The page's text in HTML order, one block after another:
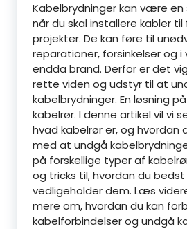
Kabelbrydninger kan være
når du skal installere kabler til
projekter. De kan føre til
reparationer, forsinkelser og
endda brand. Derfor er det
rette viden og udstyr til at
kabelbrydninger. En løsning
kabelrør. I denne artikel vil vi
hvad kabelrør er, og hvordan
med at undgå
på forskellige typer af
og tricks til, hvordan du
vedligeholder dem. Læs
mere om, hvordan du kan
kabelforbindelser og undgå